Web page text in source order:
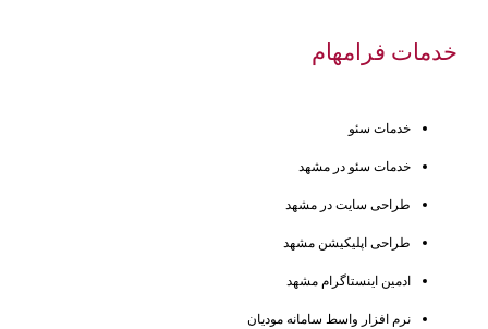
خدمات فرامهام
خدمات سئو
خدمات سئو در مشهد
طراحی سایت در مشهد
طراحی اپلیکیشن مشهد
ادمین اینستاگرام مشهد
نرم افزار واسط سامانه مودیان